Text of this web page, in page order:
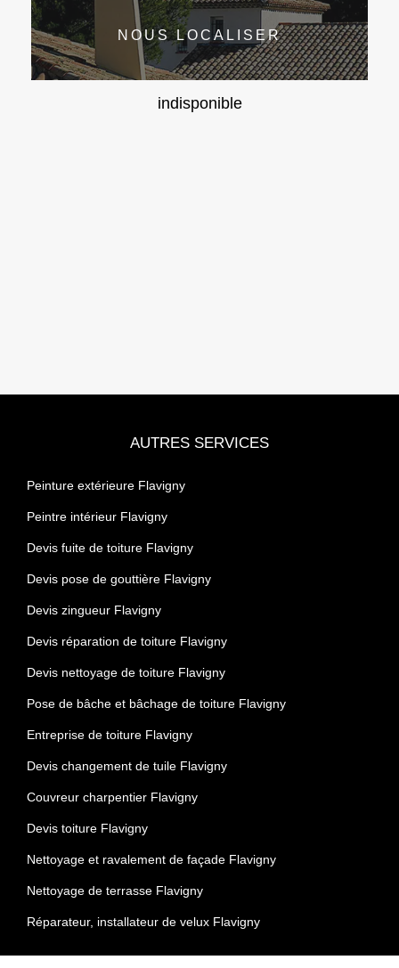
NOUS LOCALISER
indisponible
AUTRES SERVICES
Peinture extérieure Flavigny
Peintre intérieur Flavigny
Devis fuite de toiture Flavigny
Devis pose de gouttière Flavigny
Devis zingueur Flavigny
Devis réparation de toiture Flavigny
Devis nettoyage de toiture Flavigny
Pose de bâche et bâchage de toiture Flavigny
Entreprise de toiture Flavigny
Devis changement de tuile Flavigny
Couvreur charpentier Flavigny
Devis toiture Flavigny
Nettoyage et ravalement de façade Flavigny
Nettoyage de terrasse Flavigny
Réparateur, installateur de velux Flavigny